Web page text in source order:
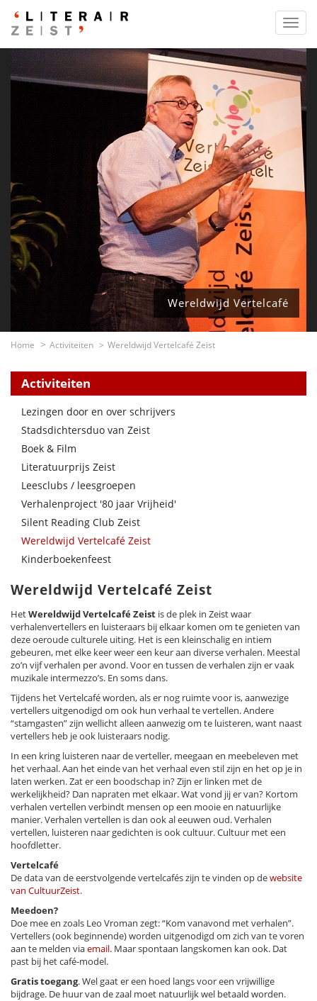
Wereldwijd Vertelcafé
Home Activiteiten Wereldwijd Vertelcafé Zeist
Activiteiten
Lezingen door en over schrijvers
Stadsdichtersduo van Zeist
Boek & Film
Literatuurprijs Zeist
Leesclubs / leesgroepen
Verhalenproject '80 jaar Vrijheid'
Silent Reading Club Zeist
Wereldwijd Vertelcafé Zeist
Kinderboekenfeest
Wereldwijd Vertelcafé Zeist
HetWereldwijd Vertelcafé Zeist is de plek in Zeist waar
verhalenvertellers en luisteraars bij elkaar komen om te genieten van
deze oeroude culturele uiting. Het is een kleinschalig en intiem
gebeuren, met elke keer weer een keur aan diverse verhalen. Meestal
zo’n vijf verhalen per avond. Voor en tussen de verhalen zijn er vaak
muzikale intermezzo’s. En soms dans.
Tijdens het Vertelcafé worden, als er nog ruimte voor is, aanwezige
vertellers uitgenodigd om ook hun verhaal te vertellen. Andere
“stamgasten” zijn wellicht alleen aanwezig om te luisteren, want naast
vertellers heb je ook luisteraars nodig.
In een kring luisteren naar de verteller, meegaan en meebeleven met
het verhaal. Aan het einde van het verhaal even stil zijn en het op je in
laten werken. Zat er een boodschap in? Zijn er linken met de
werkelijkheid? Dan napraten met elkaar. Wat vond jij er van? Kortom
verhalen vertellen verbindt mensen op een mooie en natuurlijke
manier. Verhalen vertellen is dan ook al eeuwen oud. Verhalen
vertellen, luisteren naar gedichten is ook cultuur. Cultuur met een
hoofdletter.
Vertelcafé
De data van de eerstvolgende vertelcafés zijn te vinden op dewebsite
van CultuurZeist.
Meedoen?
Doe mee en zoals Leo Vroman zegt: “Kom vanavond met verhalen”.
Vertellers (ook beginnende) worden uitgenodigd om zich van te voren
aan te melden viaemail. Maar spontaan langskomen kan ook. Dat
past bij het café-model.
Gratis toegang. Wel gaat er een hoed langs voor een vrijwillige
bijdrage. De huur van de zaal moet natuurlijk wel betaald worden.